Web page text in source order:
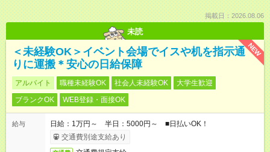
掲載日：2026.08.06
未読
NEW
＜未経験OK＞イベント会場でイスや机を指示通
りに運搬＊安心の日給保障
アルバイト 職種未経験OK 社会人未経験OK
大学生歓迎
ブランクOK
WEB登録・面接OK
給与
日給：1万円～ 半日：5000円～ ■日払いOK！
交通費別途支給あり